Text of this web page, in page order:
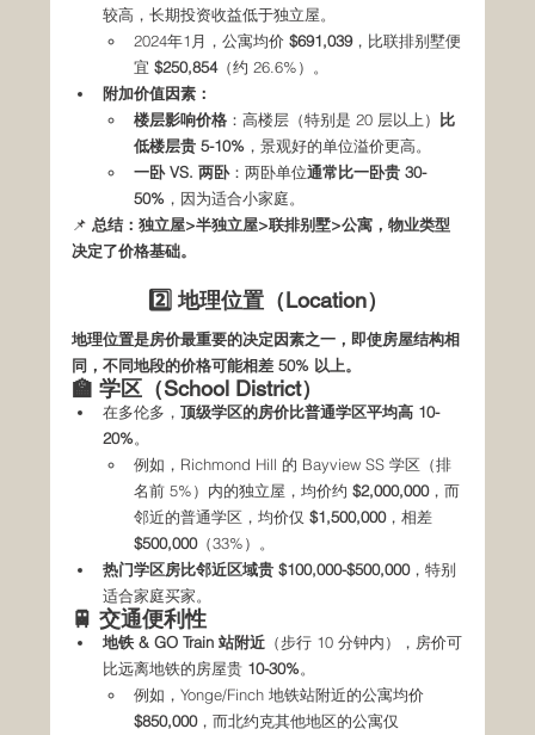
较高，长期投资收益低于独立屋。
2024年1月，公寓均价 $691,039，比联排别墅便
宜 $250,854（约 26.6%）。
附加价值因素：
楼层影响价格 ：高楼层（特别是 20 层以上） 比
低楼层贵 5-10% ，景观好的单位溢价更高。
一卧 VS. 两卧：两卧单位通常比一卧贵 30-
50% ，因为适合小家庭。
📌 总结：独立屋>半独立屋>联排别墅>公寓，物业类型
决定了价格基础。
2️⃣ 地理位置（Location）
地理位置是房价最重要的决定因素之一，即使房屋结构相
同，不同地段的价格可能相差 50% 以上。
🏫 学区（School District）
在多伦多，顶级学区的房价比普通学区平均高 10-
20%。
例如，Richmond Hill 的 Bayview SS 学区（排
名前 5%）内的独立屋，均价约 $2,000,000，而
邻近的普通学区，均价仅 $1,500,000，相差
$500,000（33%）。
热门学区房比邻近区域贵 $100,000-$500,000，特别
适合家庭买家。
🚆 交通便利性
地铁 & GO Train 站附近 （步行 10 分钟内），房价可
比远离地铁的房屋贵 10-30%。
例如，Yonge/Finch 地铁站附近的公寓均价
$850,000，而北约克其他地区的公寓仅